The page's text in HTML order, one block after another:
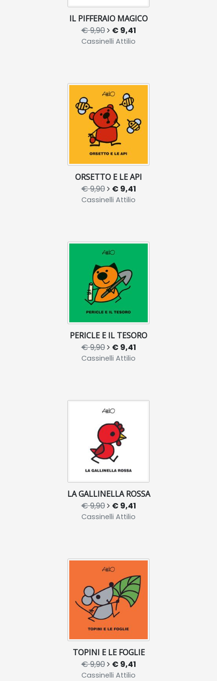
IL PIFFERAIO MAGICO
€ 9,90 € 9,41
Cassinelli Attilio
ORSETTO E LE API
€ 9,90 € 9,41
Cassinelli Attilio
PERICLE E IL TESORO
€ 9,90 € 9,41
Cassinelli Attilio
LA GALLINELLA ROSSA
€ 9,90 € 9,41
Cassinelli Attilio
TOPINI E LE FOGLIE
€ 9,90 € 9,41
Cassinelli Attilio